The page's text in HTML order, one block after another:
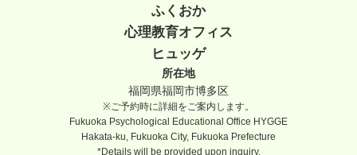
ふくおか
心理教育オフィス
ヒュッゲ
所在地
福岡県福岡市博多区
※ご予約時に詳細をご案内します。
Fukuoka Psychological Educational Office HYGGE
Hakata-ku, Fukuoka City, Fukuoka Prefecture
*Details will be provided upon inquiry.